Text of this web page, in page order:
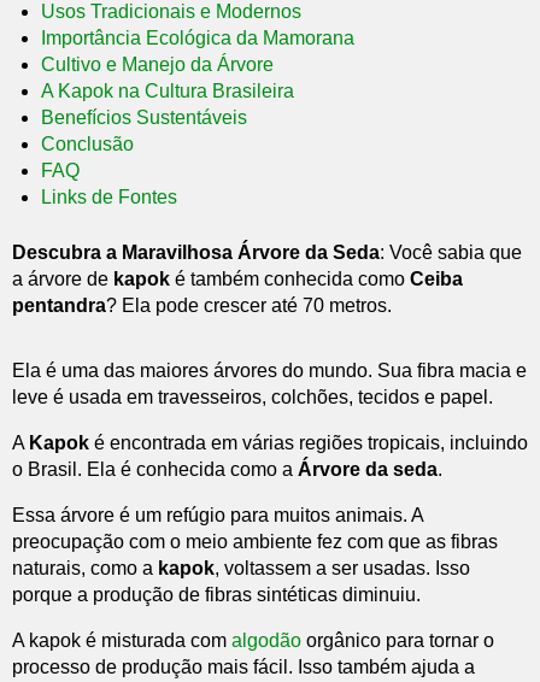
Usos Tradicionais e Modernos
Importância Ecológica da Mamorana
Cultivo e Manejo da Árvore
A Kapok na Cultura Brasileira
Benefícios Sustentáveis
Conclusão
FAQ
Links de Fontes
Descubra a Maravilhosa Árvore da Seda: Você sabia que
a árvore de kapok é também conhecida como Ceiba
pentandra? Ela pode crescer até 70 metros.
Ela é uma das maiores árvores do mundo. Sua fibra macia e
leve é usada em travesseiros, colchões, tecidos e papel.
A Kapok é encontrada em várias regiões tropicais, incluindo
o Brasil. Ela é conhecida como a Árvore da seda.
Essa árvore é um refúgio para muitos animais. A
preocupação com o meio ambiente fez com que as fibras
naturais, como a kapok, voltassem a ser usadas. Isso
porque a produção de fibras sintéticas diminuiu.
A kapok é misturada com algodão orgânico para tornar o
processo de produção mais fácil. Isso também ajuda a